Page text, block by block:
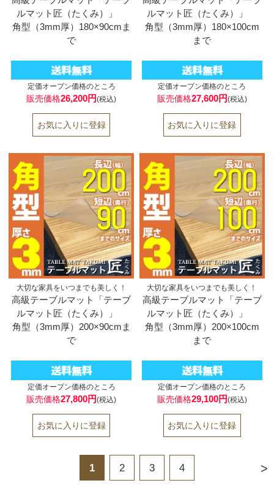
ルマット匠（たくみ）」
角型（3mm厚）180×90cmま
で
定価オープン価格のところ
販売価格26,200円(税込)
ルマット匠（たくみ）」
角型（3mm厚）180×100cm
まで
定価オープン価格のところ
販売価格27,600円(税込)
大切な家具をいつまでも美しく！
高級テーブルマット「テーブ
ルマット匠（たくみ）」
角型（3mm厚）200×90cmま
で
定価オープン価格のところ
販売価格27,800円(税込)
大切な家具をいつまでも美しく！
高級テーブルマット「テーブ
ルマット匠（たくみ）」
角型（3mm厚）200×100cm
まで
定価オープン価格のところ
販売価格29,100円(税込)
>
1 2 3 4